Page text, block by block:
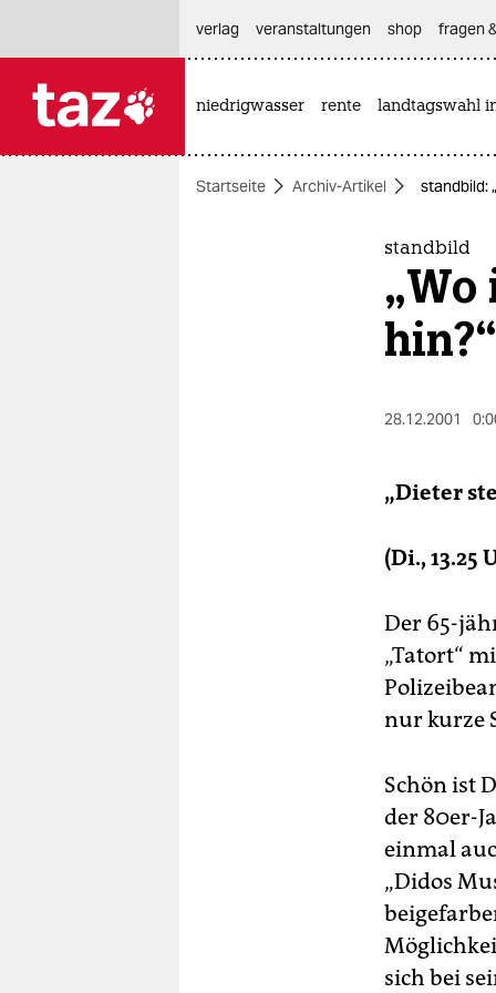
themen
verlag
veranstaltungen shop fragen
niedrigwasser rente landtagswahl
Startseite Archiv-Artikel standbild:
standbild
hin?“
28.12.2001
„Dieter
(Di., 13.25
Der 65-
„Tatort“
nur kurze
Schön ist
der 80er-
einmal
„Didos
sich bei